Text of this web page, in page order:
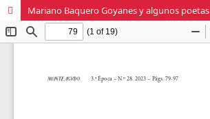
Mariano Baquero Goyanes y algunos poetas